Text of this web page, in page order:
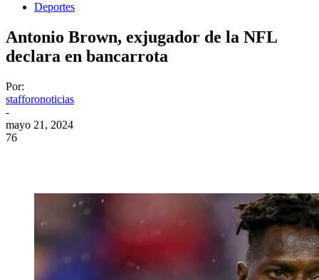
Deportes
Antonio Brown, exjugador de la NFL
declara en bancarrota
Por:
stafforonoticias
-
mayo 21, 2024
76